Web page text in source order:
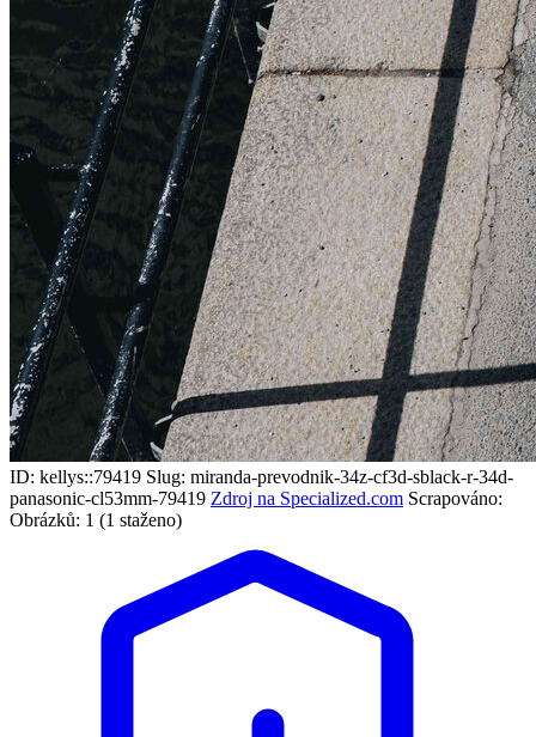
ID: kellys::79419 Slug: miranda-prevodnik-34z-cf3d-sblack-r-34d-
panasonic-cl53mm-79419 Zdroj na Specialized.com Scrapováno:
Obrázků: 1 (1 staženo)